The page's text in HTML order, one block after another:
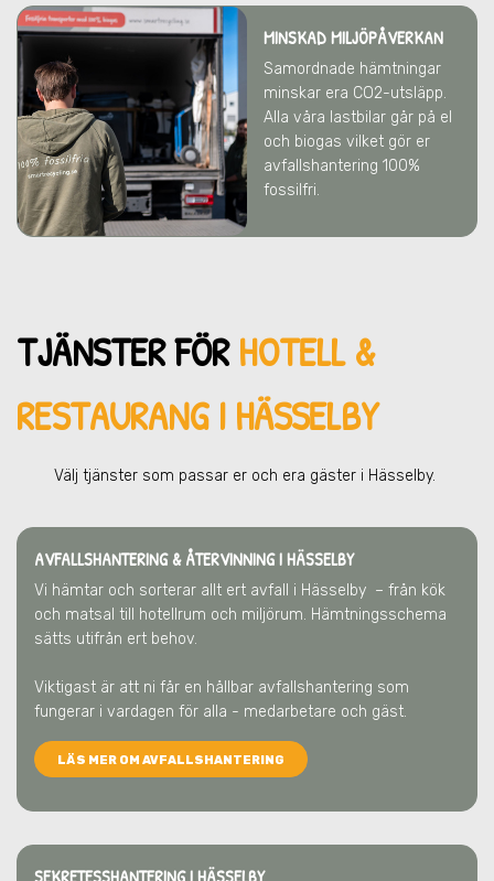
MINSKAD MILJÖPÅVERKAN
Samordnade hämtningar
minskar era CO2-utsläpp.
Alla våra lastbilar går på el
och biogas vilket gör er
avfallshantering 100%
fossilfri.
TJÄNSTER FÖRHOTELL &
RESTAURANG I HÄSSELBY
Välj tjänster som passar er och era gäster i Hässelby.
AVFALLSHANTERING & ÅTERVINNINGI HÄSSELBY
Vi hämtar och sorterar allt ert avfall i Hässelby – från kök
och matsal till hotellrum och miljörum. Hämtningsschema
sätts utifrån ert behov.
Viktigast är att ni får en hållbar avfallshantering som
fungerar i vardagen för alla - medarbetare och gäst.
LÄS MER OM AVFALLSHANTERING